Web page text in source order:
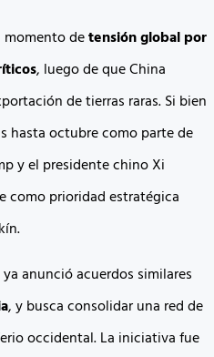
momento detensión global por
, luego de que China
de tierras raras. Si bien
hasta octubre como parte de
y el presidente chino Xi
como prioridad estratégica
anunció acuerdos similares
, y busca consolidar una red de
occidental. La iniciativa fue